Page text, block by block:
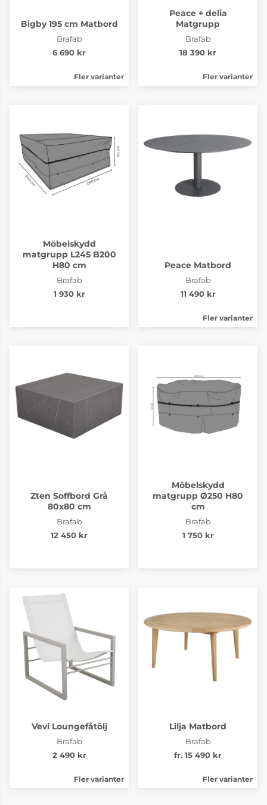
Bigby 195 cm Matbord
Brafab
6 690 kr
Fler varianter
Peace + delia
Matgrupp
Brafab
18 390 kr
Fler varianter
Möbelskydd
matgrupp L245 B200
H80 cm
Brafab
1 930 kr
Peace Matbord
Brafab
11 490 kr
Fler varianter
Zten Soffbord Grå
80x80 cm
Brafab
12 450 kr
Möbelskydd
matgrupp Ø250 H80
cm
Brafab
1 750 kr
Vevi Loungefåtölj
Brafab
2 490 kr
Fler varianter
Lilja Matbord
Brafab
fr. 15 490 kr
Fler varianter